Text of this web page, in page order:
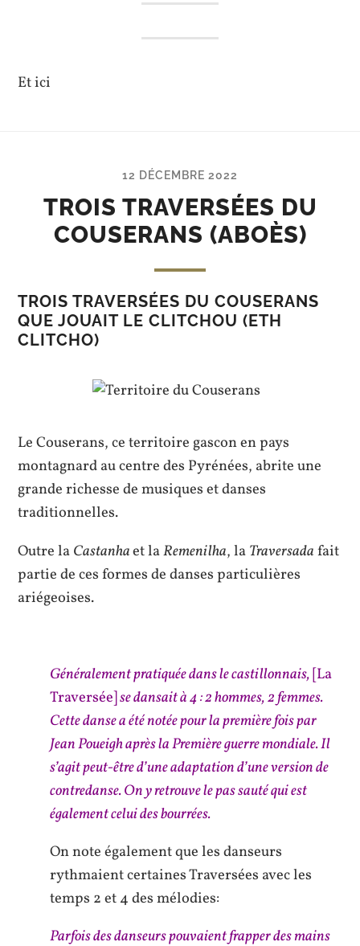
Et ici
12 DÉCEMBRE 2022
TROIS TRAVERSÉES DU
COUSERANS (ABOÈS)
TROIS TRAVERSÉES DU COUSERANS
QUE JOUAIT LE CLITCHOU (ETH
CLITCHO)
Le Couserans, ce territoire gascon en pays
montagnard au centre des Pyrénées, abrite une
grande richesse de musiques et danses
traditionnelles.
Outre laCastanhaet laRemenilha, laTraversadafait
partie de ces formes de danses particulières
ariégeoises.
Généralement pratiquée dans le castillonnais,[La
Traversée]se dansait à 4 : 2 hommes, 2 femmes.
Cette danse a été notée pour la première fois par
Jean Poueigh après la Première guerre mondiale. Il
s’agit peut-être d’une adaptation d’une version de
contredanse. On y retrouve le pas sauté qui est
également celui des bourrées.
On note également que les danseurs
rythmaient certaines Traversées avec les
temps 2 et 4 des mélodies:
Parfois des danseurs pouvaient frapper des mains